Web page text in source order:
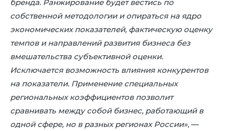
бренда. Ранжирование будет вестись по
собственной методологии и опираться на ядро
экономических показателей, фактическую оценку
темпов и направлений развития бизнеса без
вмешательства субъективной оценки.
Исключается возможность влияния конкурентов
на показатели. Применение специальных
региональных коэффициентов позволит
сравнивать между собой бизнес, работающий в
одной сфере, но в разных регионах России», —